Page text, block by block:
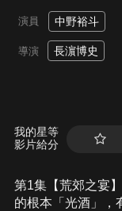
演員 中野裕斗
導演 長濵博史
我的星等
影片給分
第1集【荒郊之宴
的根本「光酒」，